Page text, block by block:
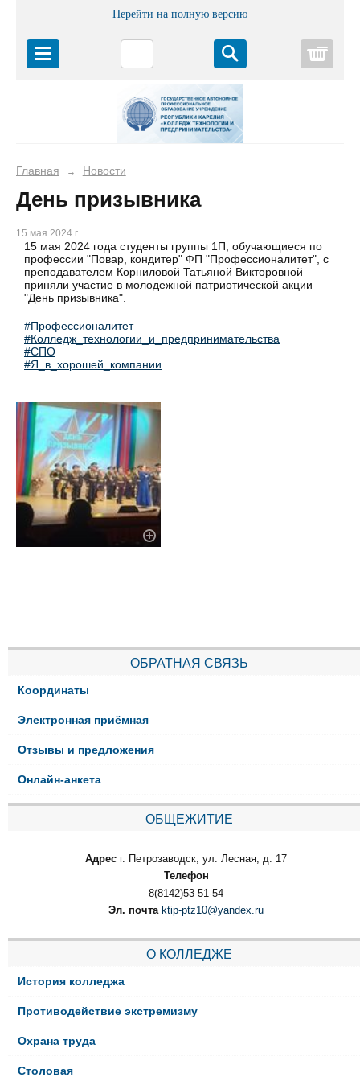
Перейти на полную версию
Главная → Новости
День призывника
15 мая 2024 г.
15 мая 2024 года студенты группы 1П, обучающиеся по
профессии "Повар, кондитер" ФП "Профессионалитет", с
преподавателем Корниловой Татьяной Викторовной
приняли участие в молодежной патриотической акции
"День призывника".
#Профессионалитет
#Колледж_технологии_и_предпринимательства
#СПО
#Я_в_хорошей_компании
ОБРАТНАЯ СВЯЗЬ
Координаты
Электронная приёмная
Отзывы и предложения
Онлайн-анкета
ОБЩЕЖИТИЕ
Адрес г. Петрозаводск, ул. Лесная, д. 17
Телефон
8(8142)53-51-54
Эл. почта ktip-ptz10@yandex.ru
О КОЛЛЕДЖЕ
История колледжа
Противодействие экстремизму
Охрана труда
Столовая